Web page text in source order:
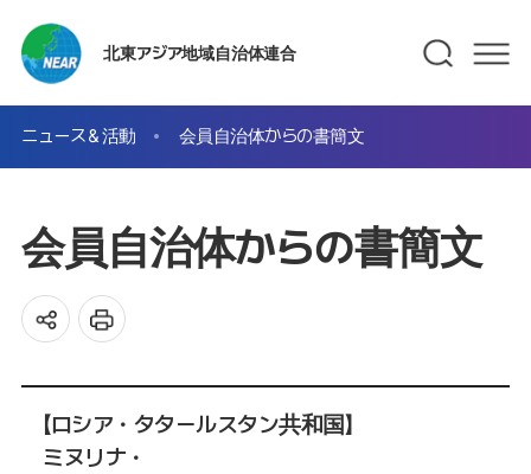
北東アジア地域自治体連合
ニュース＆活動 会員自治体からの書簡文
会員自治体からの書簡文
【ロシア・タタールスタン共和国】
ミヌリナ・